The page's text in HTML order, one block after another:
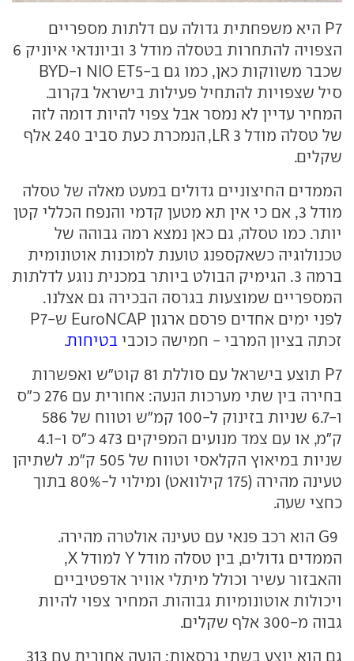
P7 היא משפחתית גדולה עם דלתות מספריים
הצפויה להתחרות בטסלה מודל 3 וביונדאי איוניק 6
שכבר משווקות כאן, כמו גם ב-NIO ET5 ו-BYD
סיל שצפויות להתחיל פעילות בישראל בקרוב.
המחיר עדיין לא נמסר אבל צפוי להיות דומה לזה
של טסלה מודל 3 LR, הנמכרת כעת סביב 240 אלף
שקלים.
הממדים החיצוניים גדולים במעט מאלה של טסלה
מודל 3, אם כי אין תא מטען קדמי והנפח הכללי קטן
יותר. כמו טסלה, גם כאן נמצא רמה גבוהה של
טכנולוגיה כשאקספנג טוענת למוכנות אוטונומית
ברמה 3. הגימיק הבולט ביותר במכנית נוגע לדלתות
המספריים שמוצעות בגרסה הבכירה גם אצלנו.
לפני ימים אחדים פרסם ארגון EuroNCAP ש-P7
זכתה בציון המרבי - חמישה כוכבי בטיחות.
P7 תוצע בישראל עם סוללת 81 קוט"ש ואפשרות
בחירה בין שתי מערכות הנעה: אחורית עם 276 כ"ס
ו-6.7 שניות בזינוק ל-100 קמ"ש וטווח של 586
ק"מ, או עם צמד מנועים המפיקים 473 כ"ס ו-4.1
שניות במיאוץ הקלאסי וטווח של 505 ק"מ. לשתיהן
טעינה מהירה (175 קילוואט) ומילוי ל-80% בתוך
כחצי שעה.
G9 הוא רכב פנאי עם טעינה אולטרה מהירה.
הממדים גדולים, בין טסלה מודל Y למודל X,
והאבזור עשיר וכולל מיתלי אוויר אדפטיביים
ויכולות אוטונומיות גבוהות. המחיר צפוי להיות
גבוה מ-300 אלף שקלים.
גם הוא יוצע בשתי גרסאות: הנעה אחורית עם 313